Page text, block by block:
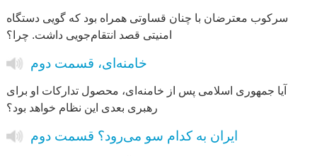
سرکوب معترضان با چنان قساوتی همراه بود که گویی دستگاه
امنیتی قصد انتقام‌جویی داشت. چرا؟
خامنه‌ای، قسمت دوم
آیا جمهوری اسلامی پس از خامنه‌ای، محصول تدارکات او برای
رهبری بعدی این نظام خواهد بود؟
ایران به کدام سو می‌رود؟ قسمت دوم